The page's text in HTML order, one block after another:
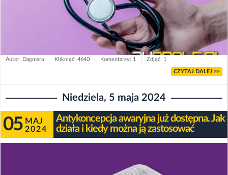
Autor: Dagmara Kliknięć: 4640 Komentarzy: 1 Zdjęć: 1
CZYTAJ DALEJ >>
Niedziela, 5 maja 2024
05 MAJ
2024
Antykoncepcja awaryjna już dostępna. Jak
działa i kiedy można ją zastosować